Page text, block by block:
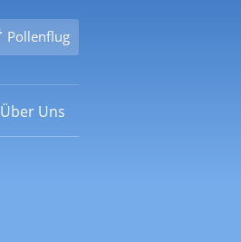
Pollenflug
Über Uns